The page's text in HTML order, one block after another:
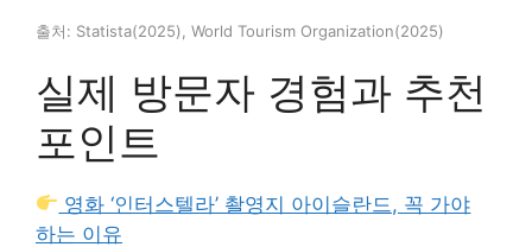
출처: Statista(2025), World Tourism Organization(2025)
실제 방문자 경험과 추천
포인트
영화 ‘인터스텔라’ 촬영지 아이슬란드, 꼭 가야
하는 이유